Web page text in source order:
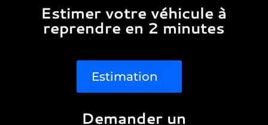
Estimer votre véhicule à
reprendre en 2 minutes
Estimation
Demander un